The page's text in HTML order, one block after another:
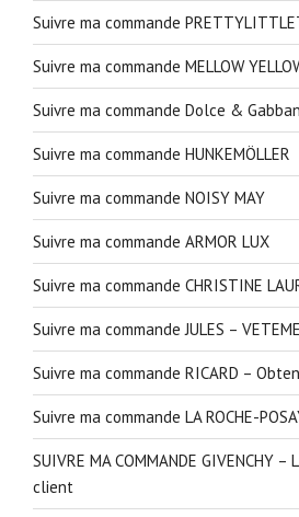
Suivre ma commande
Suivre ma commande MELLOW
Suivre ma commande Dolce &
Suivre ma commande HUNKEMÖLLER
Suivre ma commande NOISY MAY
Suivre ma commande ARMOR LUX
Suivre ma commande CHRISTINE
Suivre ma commande JULES –
Suivre ma commande RICARD –
Suivre ma commande LA ROCHE-
SUIVRE MA COMMANDE GIVENCHY
client